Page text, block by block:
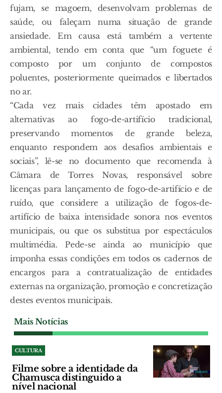
fujam, se magoem, desenvolvam problemas de
saúde, ou faleçam numa situação de grande
ansiedade. Em causa está também a vertente
ambiental, tendo em conta que “um foguete é
composto por um conjunto de compostos
poluentes, posteriormente queimados e libertados
no ar.
“Cada vez mais cidades têm apostado em
alternativas ao fogo-de-artifício tradicional,
preservando momentos de grande beleza,
enquanto respondem aos desafios ambientais e
sociais”, lê-se no documento que recomenda à
Câmara de Torres Novas, responsável sobre
licenças para lançamento de fogo-de-artifício e de
ruído, que considere a utilização de fogos-de-
artifício de baixa intensidade sonora nos eventos
municipais, ou que os substitua por espectáculos
multimédia. Pede-se ainda ao município que
imponha essas condições em todos os cadernos de
encargos para a contratualização de entidades
externas na organização, promoção e concretização
destes eventos municipais.
Mais Notícias
CULTURA
Filme sobre a identidade da
Chamusca distinguido a
nível nacional